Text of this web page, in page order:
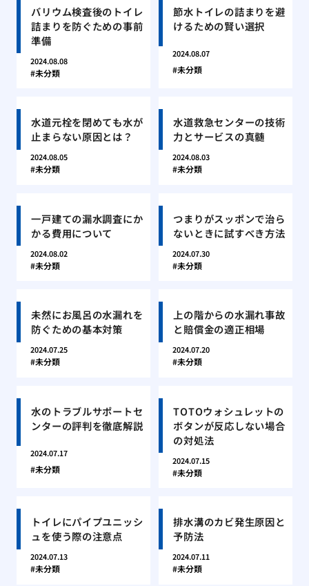
バリウム検査後のトイレ
詰まりを防ぐための事前
準備
2024.08.08
未分類
節水トイレの詰まりを避
けるための賢い選択
2024.08.07
未分類
水道元栓を閉めても水が
止まらない原因とは？
2024.08.05
未分類
水道救急センターの技術
力とサービスの真髄
2024.08.03
未分類
一戸建ての漏水調査にか
かる費用について
2024.08.02
未分類
つまりがスッポンで治ら
ないときに試すべき方法
2024.07.30
未分類
未然にお風呂の水漏れを
防ぐための基本対策
2024.07.25
未分類
上の階からの水漏れ事故
と賠償金の適正相場
2024.07.20
未分類
水のトラブルサポートセ
ンターの評判を徹底解説
2024.07.17
未分類
TOTOウォシュレットの
ボタンが反応しない場合
の対処法
2024.07.15
未分類
トイレにパイプユニッシ
ュを使う際の注意点
2024.07.13
未分類
排水溝のカビ発生原因と
予防法
2024.07.11
未分類